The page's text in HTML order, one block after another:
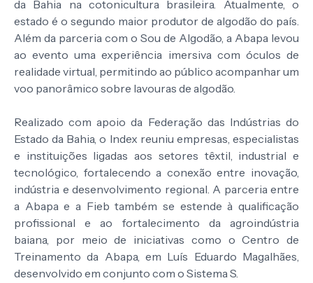
da Bahia na cotonicultura brasileira. Atualmente, o
estado é o segundo maior produtor de algodão do país.
Além da parceria com o Sou de Algodão, a Abapa levou
ao evento uma experiência imersiva com óculos de
realidade virtual, permitindo ao público acompanhar um
voo panorâmico sobre lavouras de algodão.
Realizado com apoio da Federação das Indústrias do
Estado da Bahia, o Index reuniu empresas, especialistas
e instituições ligadas aos setores têxtil, industrial e
tecnológico, fortalecendo a conexão entre inovação,
indústria e desenvolvimento regional. A parceria entre
a Abapa e a Fieb também se estende à qualificação
profissional e ao fortalecimento da agroindústria
baiana, por meio de iniciativas como o Centro de
Treinamento da Abapa, em Luís Eduardo Magalhães,
desenvolvido em conjunto com o Sistema S.